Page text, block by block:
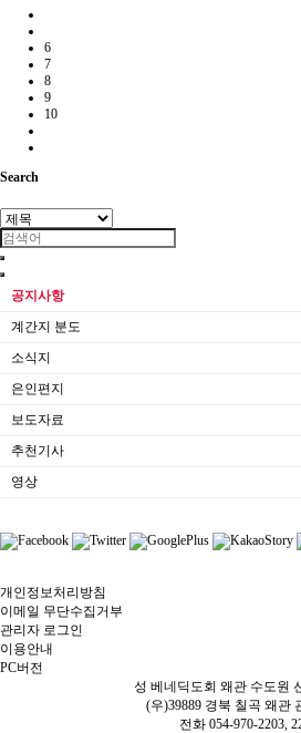
6
7
8
9
10
Search
공지사항
계간지 분도
소식지
은인편지
보도자료
추천기사
영상
개인정보처리방침
이메일 무단수집거부
관리자 로그인
이용안내
PC버전
성 베네딕도회 왜관 수도원
(우)39889 경북 칠곡 왜관
전화 054-970-2203,